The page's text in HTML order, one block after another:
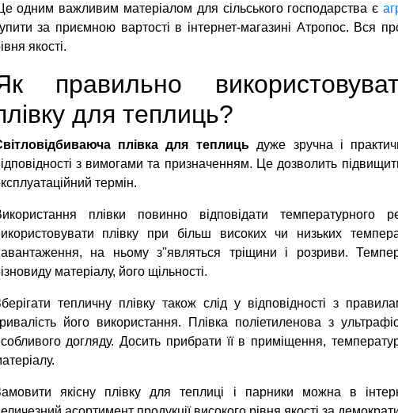
одним важливим матеріалом для сільського господарства є
за приємною вартості в інтернет-магазині Атропос. Вся
якості.
правильно
для теплиць?
плівка для теплицьдуже зручна і
з вимогами та призначенням. Це дозволить
термін.
плівки повинно відповідати
плівку при більш високих чи низьких
на ньому з''являться тріщини і розриви.
матеріалу, його щільності.
тепличну плівку також слід у відповідності з
його використання. Плівка поліетиленова з
догляду. Досить прибрати її в приміщення,
якісну плівку для теплиці і парники можна в